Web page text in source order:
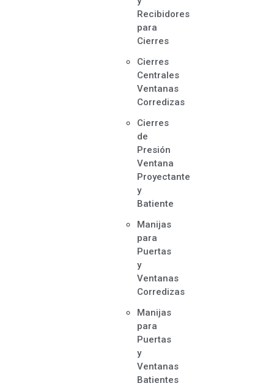
Recibidores
para
Cierres
Cierres
Centrales
Ventanas
Corredizas
Cierres
de
Presión
Ventana
Proyectante
y
Batiente
Manijas
para
Puertas
y
Ventanas
Corredizas
Manijas
para
Puertas
y
Ventanas
Batientes